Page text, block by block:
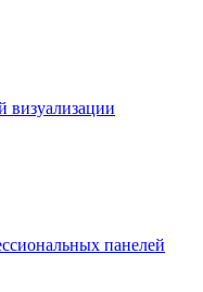
визуализации
панелей